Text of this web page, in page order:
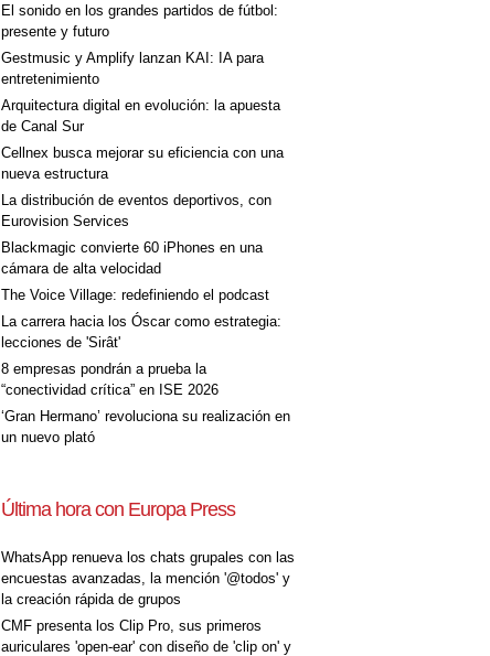
El sonido en los grandes partidos de fútbol:
presente y futuro
Gestmusic y Amplify lanzan KAI: IA para
entretenimiento
Arquitectura digital en evolución: la apuesta
de Canal Sur
Cellnex busca mejorar su eficiencia con una
nueva estructura
La distribución de eventos deportivos, con
Eurovision Services
Blackmagic convierte 60 iPhones en una
cámara de alta velocidad
The Voice Village: redefiniendo el podcast
La carrera hacia los Óscar como estrategia:
lecciones de 'Sirât'
8 empresas pondrán a prueba la
“conectividad crítica” en ISE 2026
‘Gran Hermano’ revoluciona su realización en
un nuevo plató
Última hora con Europa Press
WhatsApp renueva los chats grupales con las
encuestas avanzadas, la mención '@todos' y
la creación rápida de grupos
CMF presenta los Clip Pro, sus primeros
auriculares 'open-ear' con diseño de 'clip on' y